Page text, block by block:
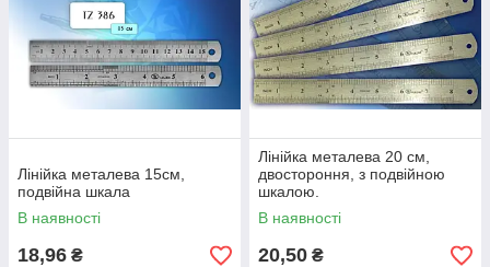
Лінійка металева 15см,
подвійна шкала
В наявності
18,96 ₴
Лінійка металева 20 см,
двостороння, з подвійною
шкалою.
В наявності
20,50 ₴